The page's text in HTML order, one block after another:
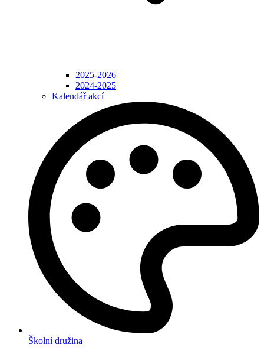
2025-2026
2024-2025
Kalendář akcí
Školní družina